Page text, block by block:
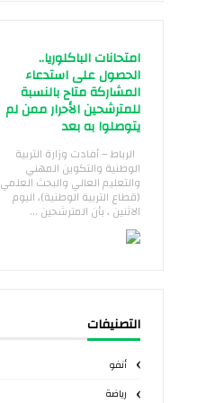
امتحانات الباكلوريا..
الحصول على استدعاء
المشاركة متاح بالنسبة
للمترشحين الأحرار ممن لم
يتوصلوا به بعد
الرباط – أفادت وزارة التربية
الوطنية والتكوين المهني
والتعليم العالي والبحث العلمي
(قطاع التربية الوطنية)، اليوم
الاثنين ، بأن المترشحين ...
التصنيفات
أنفو
رياضة